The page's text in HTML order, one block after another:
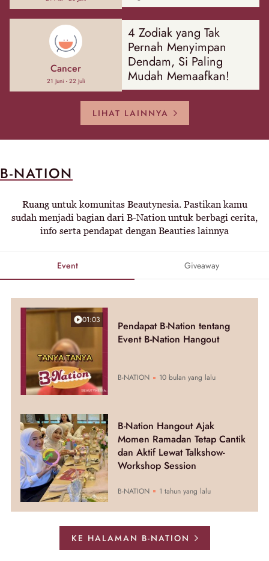
Cancer
21 Juni - 22 Juli
4 Zodiak yang Tak
Pernah Menyimpan
Dendam, Si Paling
Mudah Memaafkan!
LIHAT LAINNYA
B-NATION
Ruang untuk komunitas Beautynesia. Pastikan kamu
sudah menjadi bagian dari B-Nation untuk berbagi cerita,
info serta pendapat dengan Beauties lainnya
Event Giveaway
01:03
Pendapat B-Nation tentang
Event B-Nation Hangout
B-NATION 10 bulan yang lalu
B-Nation Hangout Ajak
Momen Ramadan Tetap Cantik
dan Aktif Lewat Talkshow-
Workshop Session
B-NATION 1 tahun yang lalu
KE HALAMAN B-NATION